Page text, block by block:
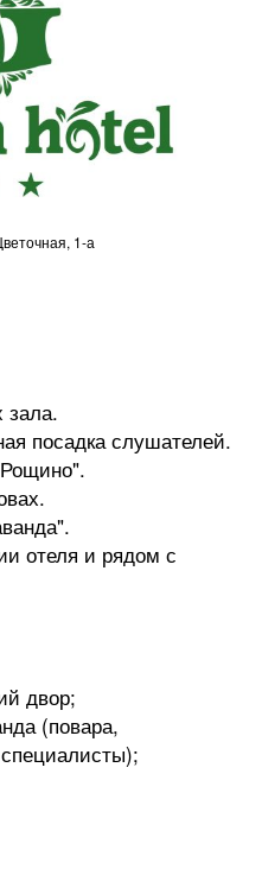
1-а
зала.
посадка слушателей.
отеля и рядом с
двор;
(повара,